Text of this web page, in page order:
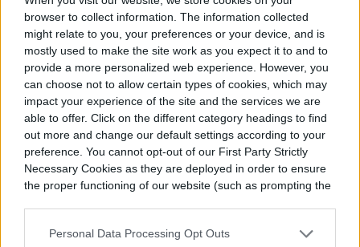
browser to collect information. The information collected
might relate to you, your preferences or your device, and is
mostly used to make the site work as you expect it to and to
provide a more personalized web experience. However, you
can choose not to allow certain types of cookies, which may
impact your experience of the site and the services we are
able to offer. Click on the different category headings to find
out more and change our default settings according to your
preference. You cannot opt-out of our First Party Strictly
Necessary Cookies as they are deployed in order to ensure
the proper functioning of our website (such as prompting the
Personal Data Processing Opt Outs
donde lidera la estrategia editorial, SEO…
Topics
NoticiasHomepage